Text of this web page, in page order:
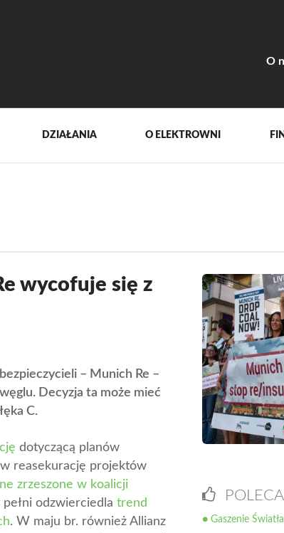
O
DZIAŁANIA O ELEKTROWNI
wycofuje się z
– Munich Re –
Decyzja ta może mieć
C.
dotyczącą planów
w reasekurację projektów
zrzeszone w koalicji
odzwierciedla trend
. W maju br. również Allianz
● Gaszenie